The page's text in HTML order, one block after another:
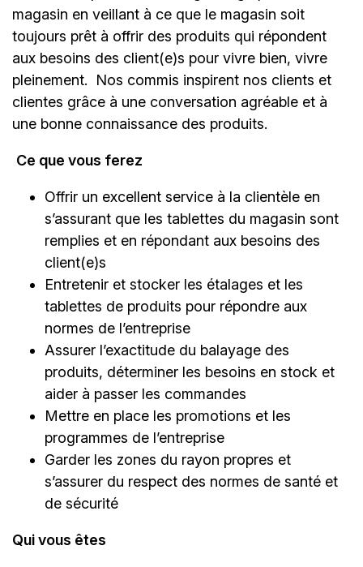
magasin en veillant à ce que le magasin soit
toujours prêt à offrir des produits qui répondent
aux besoins des client(e)s pour vivre bien, vivre
pleinement. Nos commis inspirent nos clients et
clientes grâce à une conversation agréable et à
une bonne connaissance des produits.
Ce que vous ferez
Offrir un excellent service à la clientèle en
s’assurant que les tablettes du magasin sont
remplies et en répondant aux besoins des
client(e)s
Entretenir et stocker les étalages et les
tablettes de produits pour répondre aux
normes de l’entreprise
Assurer l’exactitude du balayage des
produits, déterminer les besoins en stock et
aider à passer les commandes
Mettre en place les promotions et les
programmes de l’entreprise
Garder les zones du rayon propres et
s’assurer du respect des normes de santé et
de sécurité
Qui vous êtes